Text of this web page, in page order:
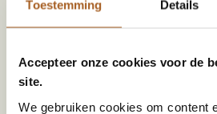
Toestemming Details
Accepteer onze cookies voor de
site.
We gebruiken cookies om content
Afmeting (HxBxD) 176 x 90x
Materiaal Metaal